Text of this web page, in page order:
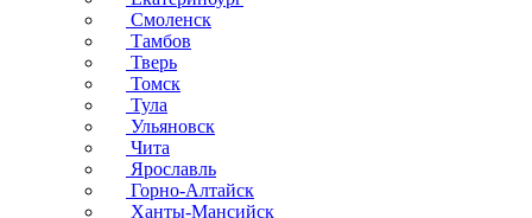
Смоленск
Тамбов
Тверь
Томск
Тула
Ульяновск
Чита
Ярославль
Горно-Алтайск
Ханты-Мансийск